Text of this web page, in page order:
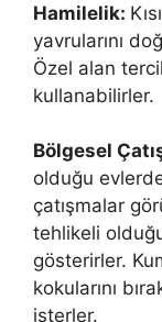
Hamilelik:
yavrularını
Özel alan
kullanabilirler.
Bölgesel
olduğu
çatışmalar
tehlikeli
gösterirler.
kokularını
isterler.